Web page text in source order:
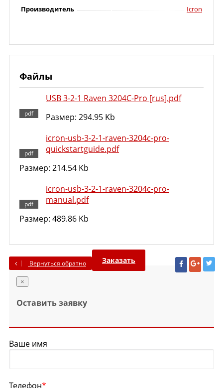
Производитель Icron
Файлы
USB 3-2-1 Raven 3204C-Pro [rus].pdf
Размер: 294.95 Kb
icron-usb-3-2-1-raven-3204c-pro-
quickstartguide.pdf
Размер: 214.54 Kb
icron-usb-3-2-1-raven-3204c-pro-
manual.pdf
Размер: 489.86 Kb
Вернуться обратно Заказать
×
Оставить заявку
Ваше имя
Телефон*